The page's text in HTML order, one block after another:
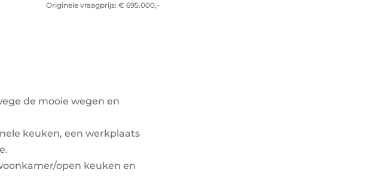
Originele vraagprijs: € 695.000,-
de mooie wegen en
keuken, een werkplaats
open keuken en